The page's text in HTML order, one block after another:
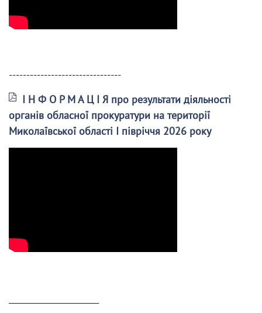
--------------------------------
І Н Ф О Р М А Ц І Я про результати діяльності
органів обласної прокуратури на території
Миколаївської області І півріччя 2026 року